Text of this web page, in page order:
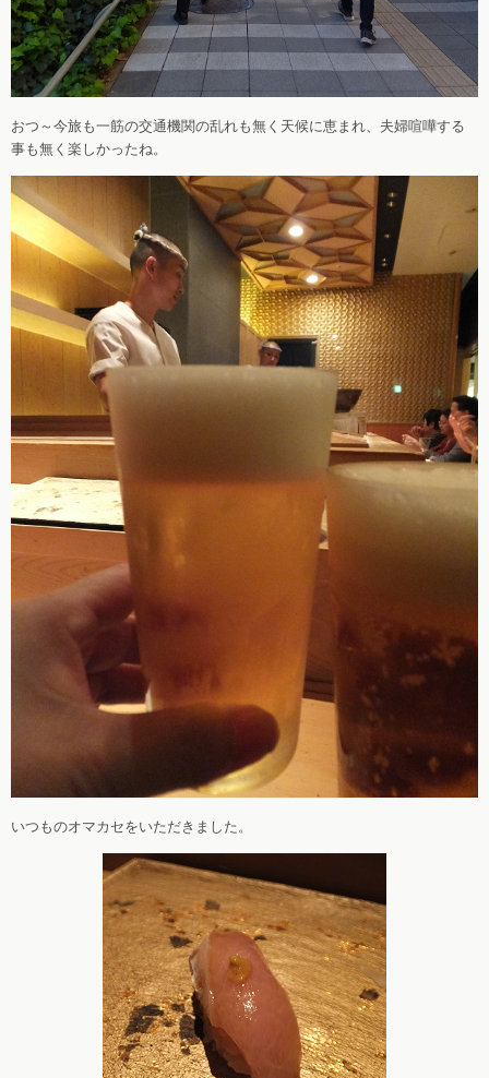
おつ～今旅も一筋の交通機関の乱れも無く天候に恵まれ、夫婦喧嘩する
事も無く楽しかったね。
いつものオマカセをいただきました。